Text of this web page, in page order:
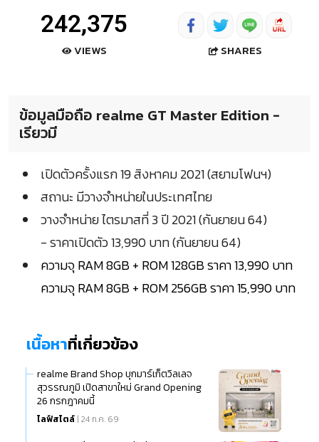
242,375
VIEWS SHARES
ข้อมูลมือถือ realme GT Master Edition -
เรียวมี
เปิดตัวครั้งแรก 19 สิงหาคม 2021 (สยามโฟนฯ)
สถานะ มีวางจำหน่ายในประเทศไทย
วางจำหน่าย ไตรมาสที่ 3 ปี 2021 (กันยายน 64)
- ราคาเปิดตัว 13,990 บาท (กันยายน 64)
ความจุ RAM 8GB + ROM 128GB ราคา 13,990 บาท
ความจุ RAM 8GB + ROM 256GB ราคา 15,990 บาท
เนื้อหาที่เกี่ยวข้อง
realme Brand Shop บุกมาร์เก็ตวิลเลจ
สุวรรณภูมิ เปิดสาขาใหม่ Grand Opening
26 กรกฎาคมนี้
ไลฟ์สไตล์ | 24 ก.ค. 69